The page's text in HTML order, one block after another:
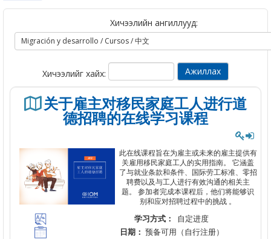
Хичээлийн ангиллууд:
Хичээлийг хайх:
关于雇主对移民家庭工人进行道
德招聘的在线学习课程
此在线课程旨在为雇主或未来的雇主提供有
关雇用移民家庭工人的实用指南。
它涵盖
了与就业条款和条件、国际劳工标准、零招
聘费以及与工人进行有效沟通的相关主
题。
参加者完成本课程后，他们将能够识
别和应对招聘过程中的挑战 。
学习方式：
自定进度
日期： 预备可用（自行注册）